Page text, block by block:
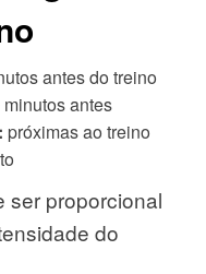
antes do treino
antes
próximas ao treino
ser proporcional
do